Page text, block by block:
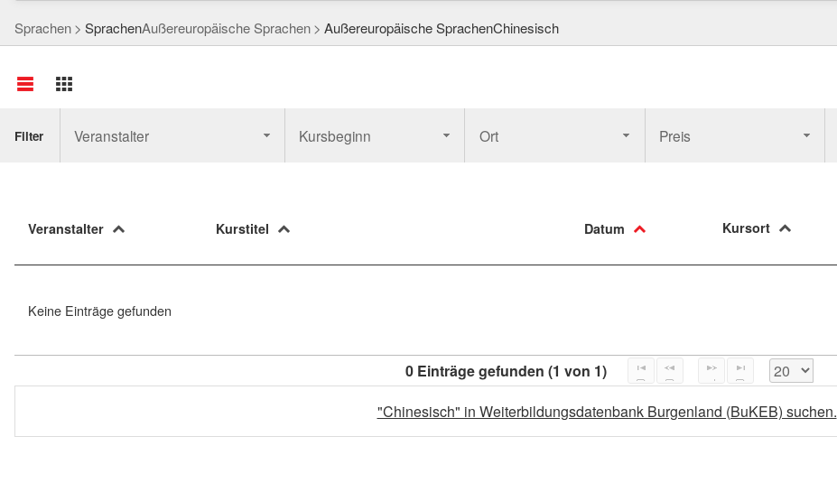
Sprachen SprachenAußereuropäische Sprachen Außereuropäische SprachenChinesisch
Filter Veranstalter Kursbeginn Ort Preis
Veranstalter Kurstitel Datum Kursort
Keine Einträge gefunden
0 Einträge gefunden (1 von 1)
"Chinesisch" in Weiterbildungsdatenbank Burgenland (BuKEB) suchen.